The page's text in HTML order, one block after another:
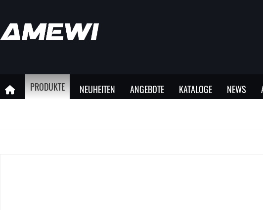
PRODUKTE NEUHEITEN ANGEBOTE KATALOGE NEWS